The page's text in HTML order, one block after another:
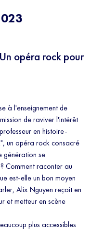
opéra rock pour
à l'enseignement de
de raviver l'intérêt
en histoire-
un opéra rock consacré
génération se
Comment raconter au
est-elle un bon moyen
Alix Nguyen reçoit en
et metteur en scène
plus accessibles